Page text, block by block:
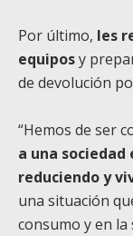
Por último, les
equiposy
de devolución
“Hemos de ser
a una sociedad
reduciendo y
una situación
consumo y en la